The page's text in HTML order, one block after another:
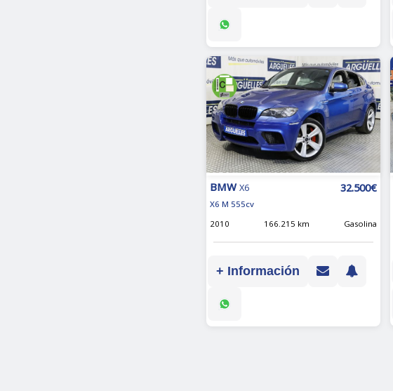
BMW X6 32.500€
X6 M 555cv
2010
166.215 km Gasolina
+ Información